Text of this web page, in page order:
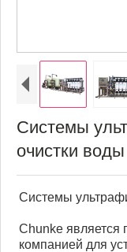
Системы
очистки воды
Системы
Chunke является
компанией для